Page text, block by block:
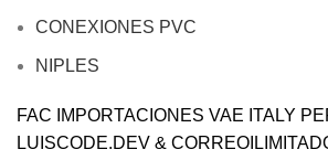
CONEXIONES PVC
NIPLES
FAC IMPORTACIONES VAE ITALY
LUISCODE.DEV &